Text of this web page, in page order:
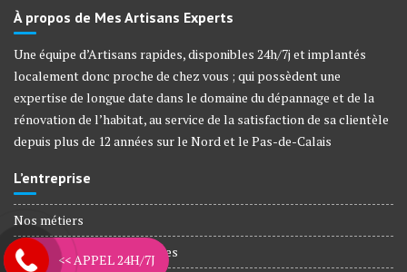
À propos de Mes Artisans Experts
Une équipe d’Artisans rapides, disponibles 24h/7j et implantés
localement donc proche de chez vous ; qui possèdent une
expertise de longue date dans le domaine du dépannage et de la
rénovation de l’habitat, au service de la satisfaction de sa clientèle
depuis plus de 12 années sur le Nord et le Pas-de-Calais
L’entreprise
Nos métiers
Plombiers Agréé Assurances
<< APPEL 24H/7J